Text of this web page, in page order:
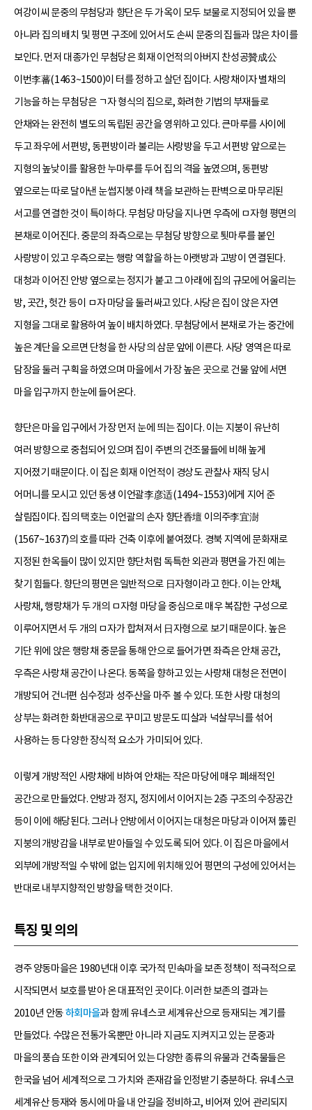
여강이씨 문중의 무첨당과 향단은 두 가옥이 모두 보물로 지정되어 있을 뿐
아니라 집의 배치 및 평면 구조에 있어서도 손씨 문중의 집들과 많은 차이를
보인다. 먼저 대종가인 무첨당은 회재 이언적의 아버지 찬성공贊成公
이번李蕃(1463~1500)이 터를 정하고 살던 집이다. 사랑채이자 별채의
기능을 하는 무첨당은 ㄱ자 형식의 집으로, 화려한 기법의 부재들로
안채와는 완전히 별도의 독립된 공간을 영위하고 있다. 큰마루를 사이에
두고 좌우에 서편방, 동편방이라 불리는 사랑방을 두고 서편방 앞으로는
지형의 높낮이를 활용한 누마루를 두어 집의 격을 높였으며, 동편방
옆으로는 따로 달아낸 눈썹지붕 아래 책을 보관하는 판벽으로 마무리된
서고를 연결한 것이 특이하다. 무첨당 마당을 지나면 우측에 ㅁ자형 평면의
본채로 이어진다. 중문의 좌측으로는 무첨당 방향으로 툇마루를 붙인
사랑방이 있고 우측으로는 행랑 역할을 하는 아랫방과 고방이 연결된다.
대청과 이어진 안방 옆으로는 정지가 붙고 그 아래에 집의 규모에 어울리는
방, 곳간, 헛간 등이 ㅁ자 마당을 둘러싸고 있다. 사당은 집이 앉은 자연
지형을 그대로 활용하여 높이 배치하였다. 무첨당에서 본채로 가는 중간에
높은 계단을 오르면 단청을 한 사당의 삼문 앞에 이른다. 사당 영역은 따로
담장을 둘러 구획을 하였으며 마을에서 가장 높은 곳으로 건물 앞에 서면
마을 입구까지 한눈에 들어온다.
향단은 마을 입구에서 가장 먼저 눈에 띄는 집이다. 이는 지붕이 유난히
여러 방향으로 중첩되어 있으며 집이 주변의 건조물들에 비해 높게
지어졌기 때문이다. 이 집은 회재 이언적이 경상도 관찰사 재직 당시
어머니를 모시고 있던 동생 이언괄李彦适(1494~1553)에게 지어 준
살림집이다. 집의 택호는 이언괄의 손자 향단香壇 이의주李宜澍
(1567~1637)의 호를 따라 건축 이후에 붙여졌다. 경북 지역에 문화재로
지정된 한옥들이 많이 있지만 향단처럼 독특한 외관과 평면을 가진 예는
찾기 힘들다. 향단의 평면은 일반적으로 日자형이라고 한다. 이는 안채,
사랑채, 행랑채가 두 개의 ㅁ자형 마당을 중심으로 매우 복잡한 구성으로
이루어지면서 두 개의 ㅁ자가 합쳐져서 日자형으로 보기 때문이다. 높은
기단 위에 앉은 행랑채 중문을 통해 안으로 들어가면 좌측은 안채 공간,
우측은 사랑채 공간이 나온다. 동쪽을 향하고 있는 사랑채 대청은 전면이
개방되어 건너편 심수정과 성주산을 마주 볼 수 있다. 또한 사랑 대청의
상부는 화려한 화반대공으로 꾸미고 방문도 띠살과 넉살무늬를 섞어
사용하는 등 다양한 장식적 요소가 가미되어 있다.
이렇게 개방적인 사랑채에 비하여 안채는 작은 마당에 매우 폐쇄적인
공간으로 만들었다. 안방과 정지, 정지에서 이어지는 2층 구조의 수장공간
등이 이에 해당된다. 그러나 안방에서 이어지는 대청은 마당과 이어져 뚫린
지붕의 개방감을 내부로 받아들일 수 있도록 되어 있다. 이 집은 마을에서
외부에 개방적일 수 밖에 없는 입지에 위치해 있어 평면의 구성에 있어서는
반대로 내부지향적인 방향을 택한 것이다.
특징 및 의의
경주 양동마을은 1980년대 이후 국가적 민속마을 보존 정책이 적극적으로
시작되면서 보호를 받아 온 대표적인 곳이다. 이러한 보존의 결과는
2010년 안동하회마을과 함께 유네스코 세계유산으로 등재되는 계기를
만들었다. 수많은 전통가옥뿐만 아니라 지금도 지켜지고 있는 문중과
마을의 풍습 또한 이와 관계되어 있는 다양한 종류의 유물과 건축물들은
한국을 넘어 세계적으로 그 가치와 존재감을 인정받기 충분하다. 유네스코
세계유산 등재와 동시에 마을 내 안길을 정비하고, 비어져 있어 관리되지